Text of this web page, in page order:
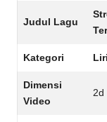
Judul Lagu
Kategori
Dimensi
Video
2d